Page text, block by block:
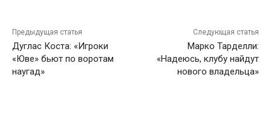
Предыдущая статья
Дуглас Коста: «Игроки
«Юве» бьют по воротам
наугад»
Следующая статья
Марко Тарделли:
«Надеюсь, клубу найдут
нового владельца»